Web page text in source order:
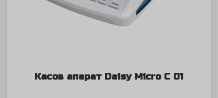
Касов апарат Daisy Micro C 01